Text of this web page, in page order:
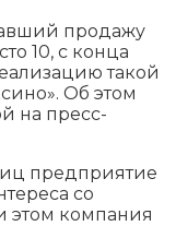
продажу
10, с конца
такой
Об этом
на пресс-
предприятие
со
этом компания